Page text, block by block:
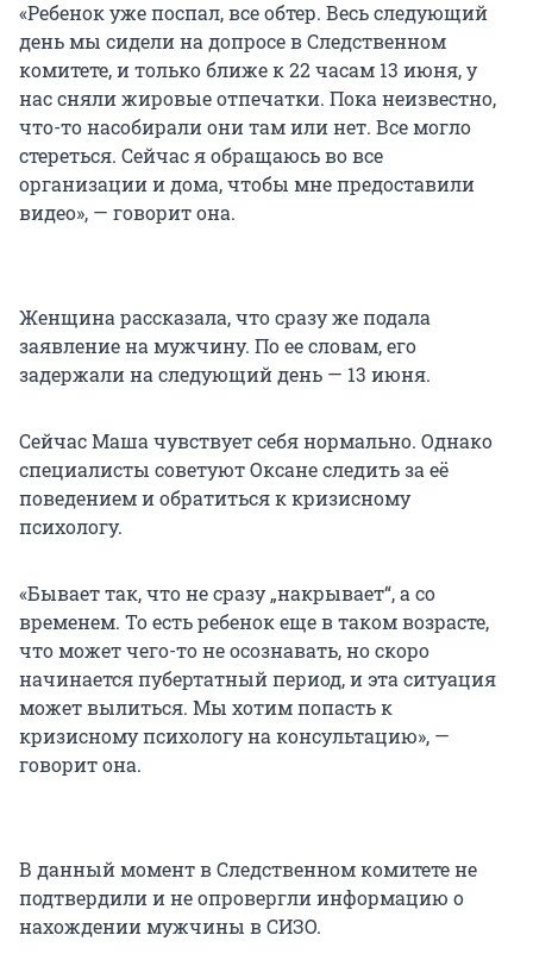
«Ребенок уже поспал, все обтер. Весь следующий
день мы сидели на допросе в Следственном
комитете, и только ближе к 22 часам 13 июня, у
нас сняли жировые отпечатки. Пока неизвестно,
что-то насобирали они там или нет. Все могло
стереться. Сейчас я обращаюсь во все
организации и дома, чтобы мне предоставили
видео», — говорит она.
Женщина рассказала, что сразу же подала
заявление на мужчину. По ее словам, его
задержали на следующий день — 13 июня.
Сейчас Маша чувствует себя нормально. Однако
специалисты советуют Оксане следить за её
поведением и обратиться к кризисному
психологу.
«Бывает так, что не сразу „накрывает“, а со
временем. То есть ребенок еще в таком возрасте,
что может чего-то не осознавать, но скоро
начинается пубертатный период, и эта ситуация
может вылиться. Мы хотим попасть к
кризисному психологу на консультацию», —
говорит она.
В данный момент в Следственном комитете не
подтвердили и не опровергли информацию о
нахождении мужчины в СИЗО.